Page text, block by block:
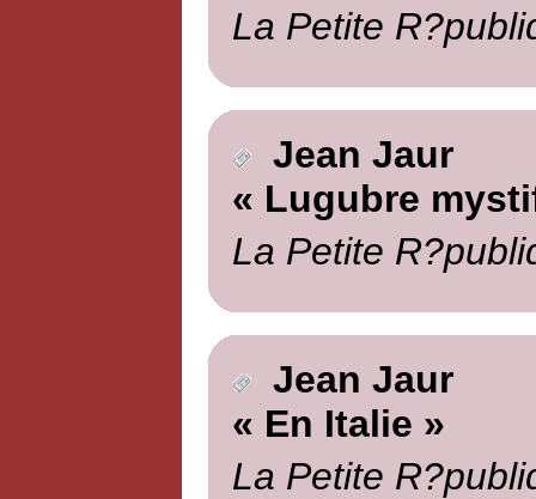
La Petite
Jean Jaur
« Lugubre
La Petite
Jean Jaur
« En Italie »
La Petite